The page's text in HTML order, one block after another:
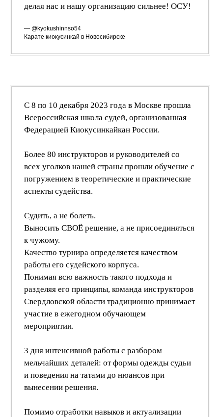
делая нас и нашу организацию сильнее! ОСУ!
— @kyokushinnso54
Карате киокусинкай в Новосибирске
С 8 по 10 декабря 2023 года в Москве прошла
Всероссийская школа судей, организованная
Федерацией Киокусинкайкан России.
Более 80 инструкторов и руководителей со
всех уголков нашей страны прошли обучение с
погружением в теоретические и практические
аспекты судейства.
Судить, а не болеть.
Выносить СВОЁ решение, а не присоединяться
к чужому.
Качество турнира определяется качеством
работы его судейского корпуса.
Понимая всю важность такого подхода и
разделяя его принципы, команда инструкторов
Свердловской области традиционно принимает
участие в ежегодном обучающем
мероприятии.
3 дня интенсивной работы с разбором
мельчайших деталей: от формы одежды судьи
и поведения на татами до нюансов при
вынесении решения.
Помимо отработки навыков и актуализации